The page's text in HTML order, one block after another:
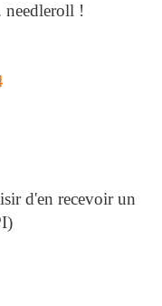
needleroll !
d'en recevoir un